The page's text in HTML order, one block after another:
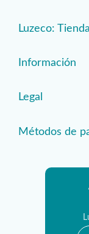
Luzeco:
Información
Legal
Métodos de